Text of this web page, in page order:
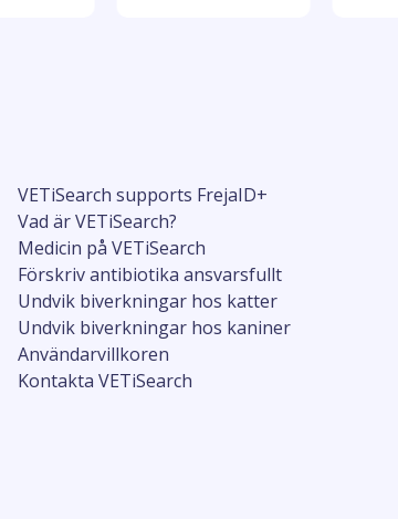
VETiSearch supports FrejaID+
Vad är VETiSearch?
Medicin på VETiSearch
Förskriv antibiotika ansvarsfullt
Undvik biverkningar hos katter
Undvik biverkningar hos kaniner
Användarvillkoren
Kontakta VETiSearch